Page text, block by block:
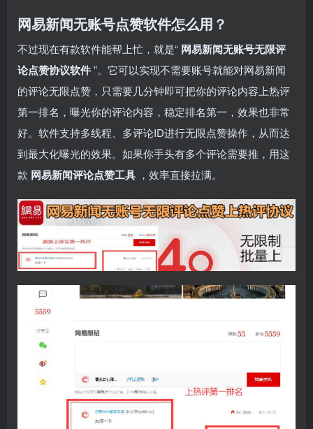
网易新闻无账号点赞软件怎么用？
不过现在有款软件能帮上忙，就是“ 网易新闻无账号无限评
论点赞协议软件”。它可以实现不需要账号就能对网易新闻
的评论无限点赞，只需要几分钟即可把你的评论内容上热评
第一排名，曝光你的评论内容，稳定排名第一，效果也非常
好。软件支持多线程、多评论ID进行无限点赞操作，从而达
到最大化曝光的效果。如果你手头有多个评论需要推，用这
款 网易新闻评论点赞工具 ，效率直接拉满。